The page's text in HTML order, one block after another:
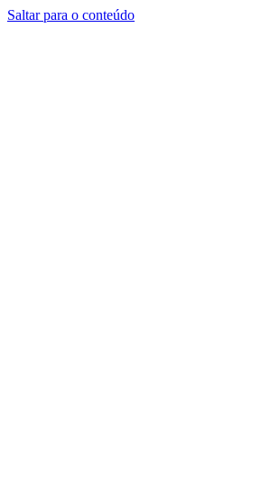
Saltar para o conteúdo